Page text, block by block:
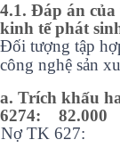
4.1. Đáp án
kinh tế phát
Đối tượng tập
công nghệ sản
a. Trích khấu
6274: 82.000
Nợ TK 627: